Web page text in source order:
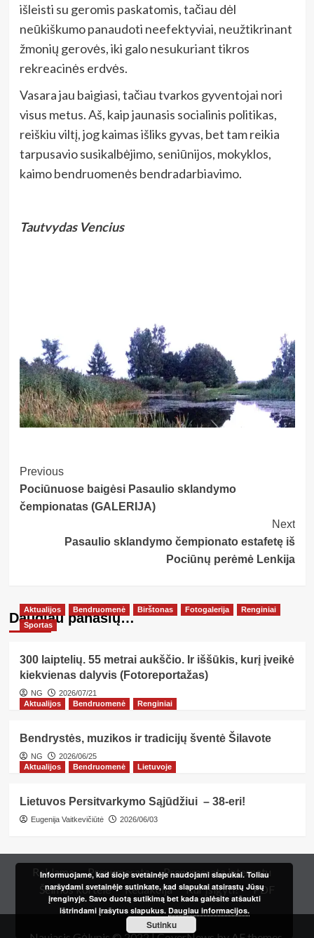
išleisti su geromis paskatomis, tačiau dėl
neūkiškumo panaudoti neefektyviai, neužtikrinant
žmonių gerovės, iki galo nesukuriant tikros
rekreacinės erdvės.
Vasara jau baigiasi, tačiau tvarkos gyventojai nori
visus metus. Aš, kaip jaunasis socialinis politikas,
reiškiu viltį, jog kaimas išliks gyvas, bet tam reikia
tarpusavio susikalbėjimo, seniūnijos, mokyklos,
kaimo bendruomenės bendradarbiavimo.
Tautvydas Vencius
Post
Navigation
Previous
Pociūnuose baigėsi Pasaulio sklandymo
čempionatas (GALERIJA)
Next
Pasaulio sklandymo čempionato estafetę iš
Pociūnų perėmė Lenkija
Daugiau panašių…
Aktualijos Bendruomenė Birštonas Fotogalerija
Renginiai
Sportas
300 laiptelių. 55 metrai aukščio. Ir iššūkis, kurį įveikė
kiekvienas dalyvis (Fotoreportažas)
NG
2026/07/21
Aktualijos
Bendruomenė Renginiai
Bendrystės, muzikos ir tradicijų šventė Šilavote
NG
2026/06/25
Aktualijos
Bendruomenė Lietuvoje
Lietuvos Persitvarkymo Sąjūdžiui – 38-eri!
Eugenija Vaitkevičiūtė 2026/06/03
Reklama Prenumerata
Prenumerata internetu
Šeimos kortelė
Redakcija Kur įsigyti? PDF
Informuojame, kad šioje svetainėje naudojami slapukai. Toliau
naršydami svetainėje sutinkate, kad slapukai atsirastų Jūsų
įrenginyje. Savo duotą sutikimą bet kada galėsite atšaukti
ištrindami įrašytus slapukus. Daugiau informacijos.
Sutinku